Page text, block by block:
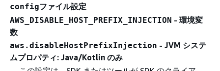
configファイル設定
AWS_DISABLE_HOST_PREFIX_INJECTION - 環境変
数
aws.disableHostPrefixInjection - JVM システ
ムプロパティ: Java/Kotlin のみ